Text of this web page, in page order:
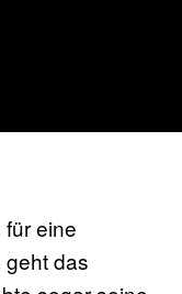
eine
das